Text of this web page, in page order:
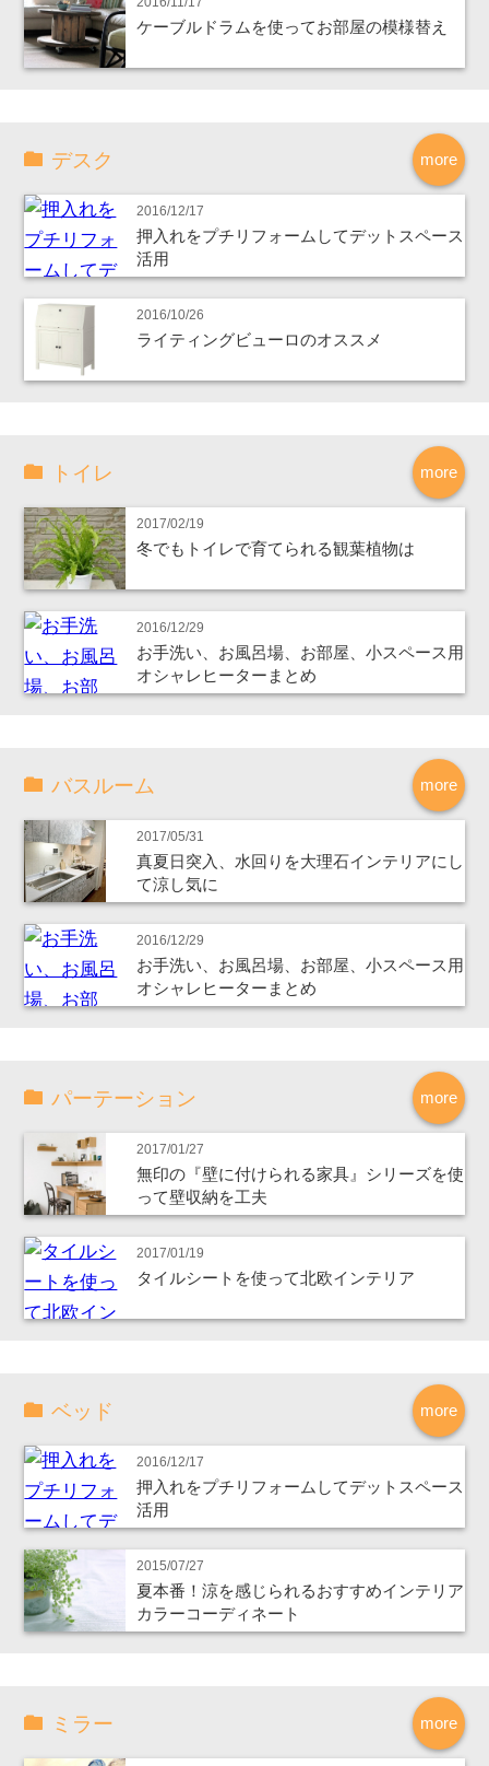
ケーブルドラムを使ってお部屋の模様替え
more
デスク
2016/12/17
押入れをプチリフォームしてデットスペース
活用
2016/10/26
ライティングビューロのオススメ
more
トイレ
2017/02/19
冬でもトイレで育てられる観葉植物は
2016/12/29
お手洗い、お風呂場、お部屋、小スペース用
オシャレヒーターまとめ
more
バスルーム
2017/05/31
真夏日突入、水回りを大理石インテリアにし
て涼し気に
2016/12/29
お手洗い、お風呂場、お部屋、小スペース用
オシャレヒーターまとめ
more
パーテーション
2017/01/27
無印の『壁に付けられる家具』シリーズを使
って壁収納を工夫
2017/01/19
タイルシートを使って北欧インテリア
more
ベッド
2016/12/17
押入れをプチリフォームしてデットスペース
活用
2015/07/27
夏本番！涼を感じられるおすすめインテリア
カラーコーディネート
more
ミラー